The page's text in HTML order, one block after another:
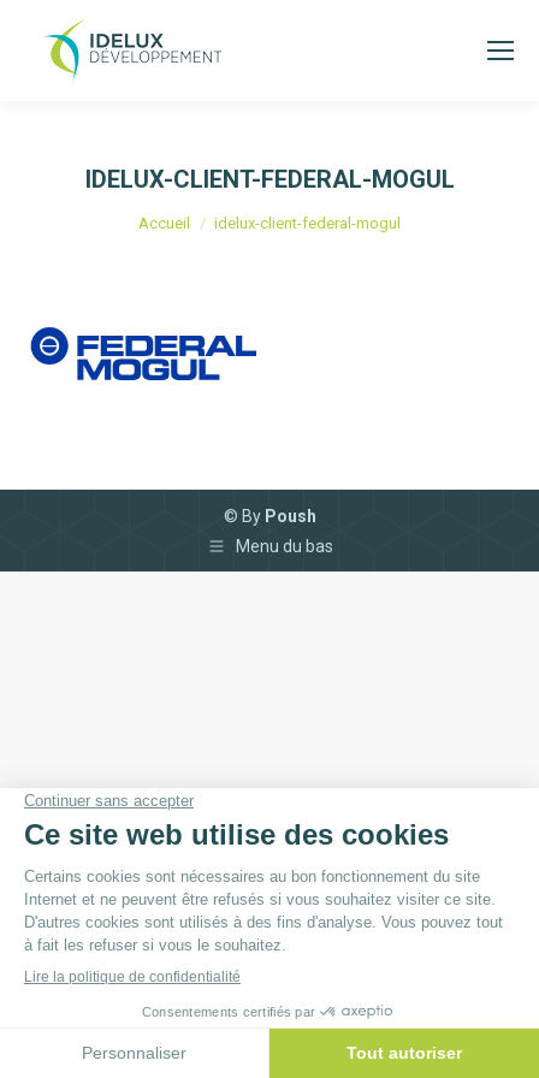
IDELUX-CLIENT-FEDERAL-MOGUL
Vous êtes ici :
Accueil idelux-client-federal-mogul
© By Poush
Menu du bas